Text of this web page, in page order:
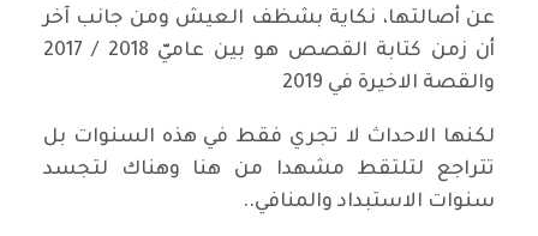
عن أصالتها، نكاية بشظف العيش ومن جانب آخر
أن زمن كتابة القصص هو بين عاميّ 2018 / 2017
والقصة الاخيرة في 2019
لكنها الاحداث لا تجري فقط في هذه السنوات بل
تتراجع لتلتقط مشهدا من هنا وهناك لتجسد
سنوات الاستبداد والمنافي..